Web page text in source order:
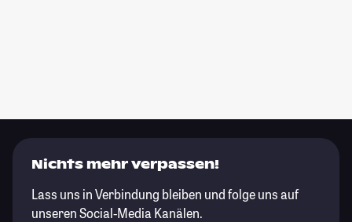
Nichts mehr verpassen!
Lass uns in Verbindung bleiben und folge uns auf
unseren Social-Media Kanälen.